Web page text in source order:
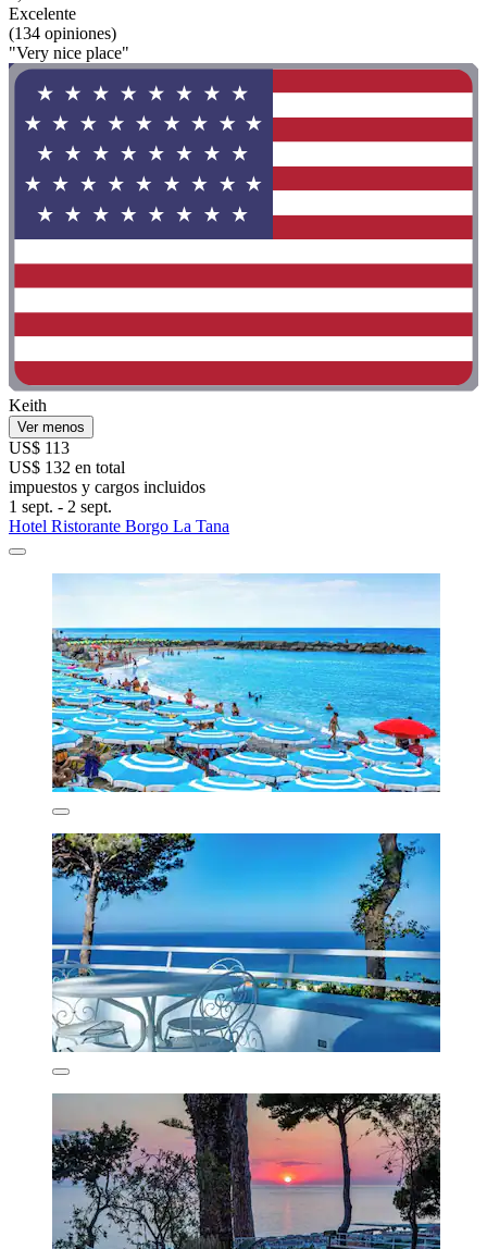
Excelente
(134 opiniones)
"Very nice place"
Keith
Ver menos
US$ 113
US$ 132 en total
impuestos y cargos incluidos
1 sept. - 2 sept.
Hotel Ristorante Borgo La Tana